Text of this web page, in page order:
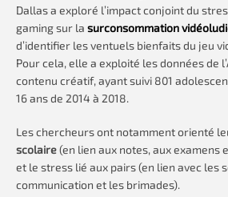
Dallas a exploré l’impact conjoint du
gaming sur la surconsommation
d’identifier les ventuels bienfaits du jeu
Pour cela, elle a exploité les données de
contenu créatif, ayant suivi 801
16 ans de 2014 à 2018.
Les chercheurs ont notamment orienté
scolaire(en lien aux notes, aux examens
et le stress lié aux pairs (en lien avec les
communication et les brimades).